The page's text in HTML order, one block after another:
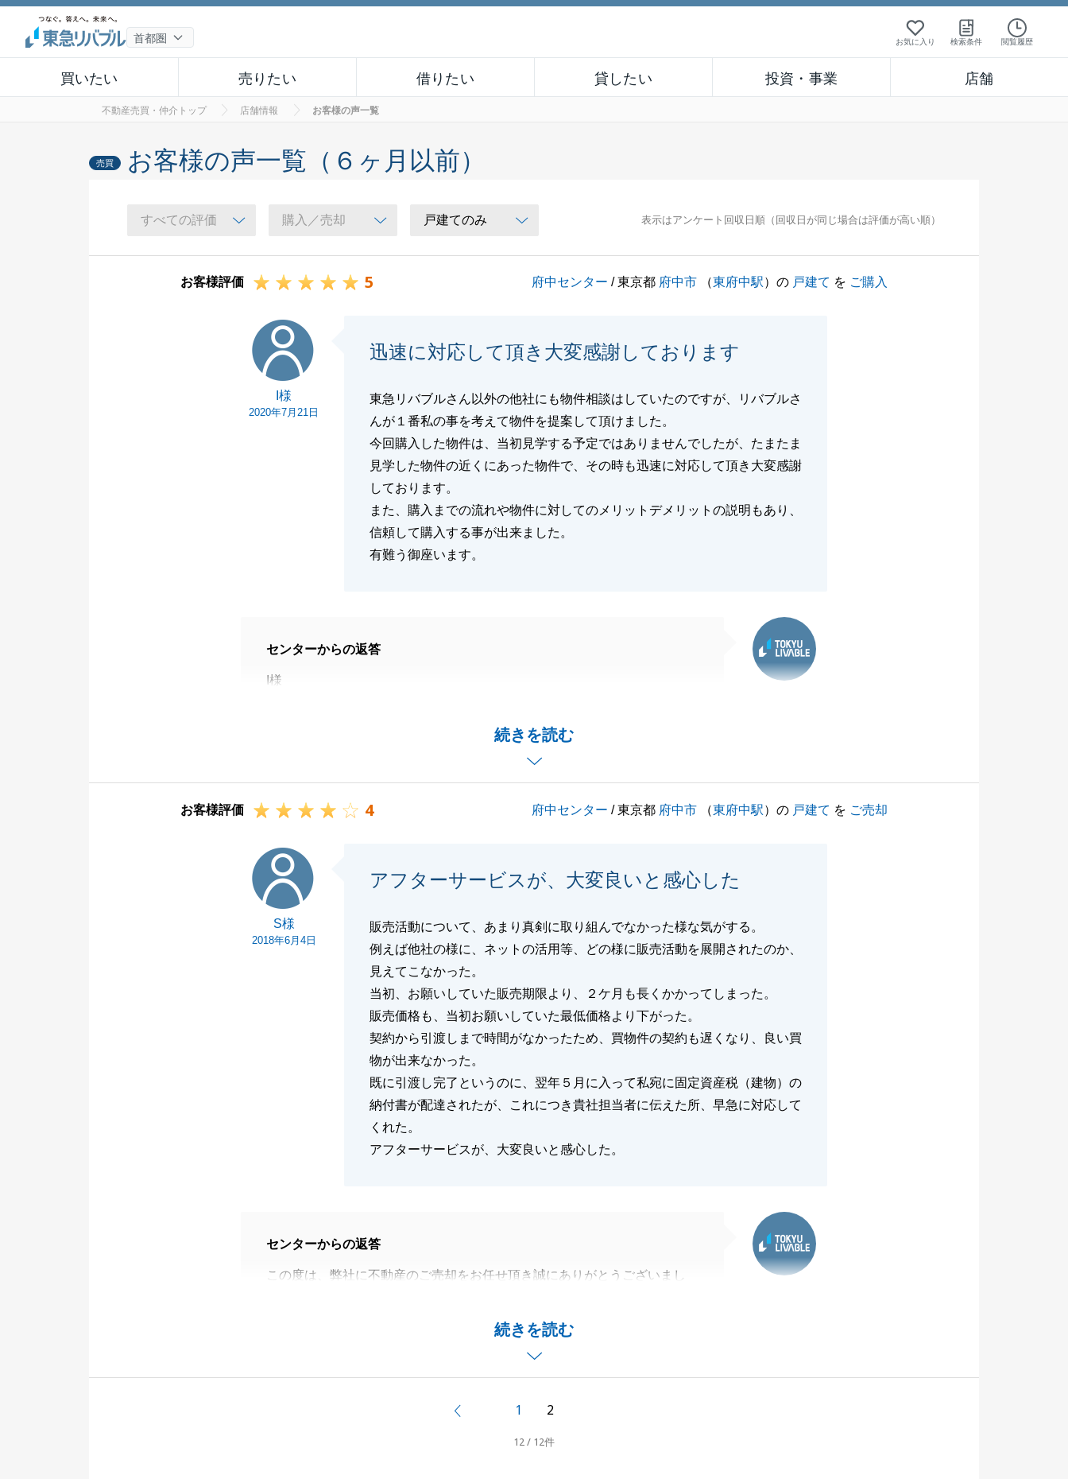
お気に入り 検索条件 閲覧履歴
買いたい 売りたい 借りたい 貸したい 投資・事業 店舗
不動産売買・仲介トップ 店舗情報 お客様の声一覧
売買 お客様の声一覧（６ヶ月以前）
表示はアンケート回収日順（回収日が同じ場合は評価が高い順）
お客様評価 5 府中センター / 東京都 府中市 （東府中駅）の 戸建て を ご購入
I様
2020年7月21日
迅速に対応して頂き大変感謝しております
東急リバブルさん以外の他社にも物件相談はしていたのですが、リバブルさ
んが１番私の事を考えて物件を提案して頂けました。
今回購入した物件は、当初見学する予定ではありませんでしたが、たまたま
見学した物件の近くにあった物件で、その時も迅速に対応して頂き大変感謝
しております。
また、購入までの流れや物件に対してのメリットデメリットの説明もあり、
信頼して購入する事が出来ました。
有難う御座います。
続きを読む
センターからの返答
I様
物件のお問い合わせからご案内まで、不動産のご購入が初めての方でもご安
心して進めて頂ける様にご説明や事前資料の準備、対面でのご説明を常に心
ると幸いです。
お客様評価 4 府中センター / 東京都 府中市 （東府中駅）の 戸建て を ご売却
S様
2018年6月4日
アフターサービスが、大変良いと感心した
販売活動について、あまり真剣に取り組んでなかった様な気がする。
例えば他社の様に、ネットの活用等、どの様に販売活動を展開されたのか、
見えてこなかった。
当初、お願いしていた販売期限より、２ケ月も長くかかってしまった。
販売価格も、当初お願いしていた最低価格より下がった。
契約から引渡しまで時間がなかったため、買物件の契約も遅くなり、良い買
物が出来なかった。
既に引渡し完了というのに、翌年５月に入って私宛に固定資産税（建物）の
納付書が配達されたが、これにつき貴社担当者に伝えた所、早急に対応して
くれた。
アフターサービスが、大変良いと感心した。
続きを読む
センターからの返答
この度は、弊社に不動産のご売却をお任せ頂き誠にありがとうございまし
全てをお任せ頂いたにも関わらず、販売活動、時期、価格についてご不満が
残る結果となってしまい、大変申し訳ございませんでした。
頂いたご意見を真摯に受け止め今後改善していきます。
またアフターサービスについてお褒め頂きありがとうございます。
1 2
12 / 12件